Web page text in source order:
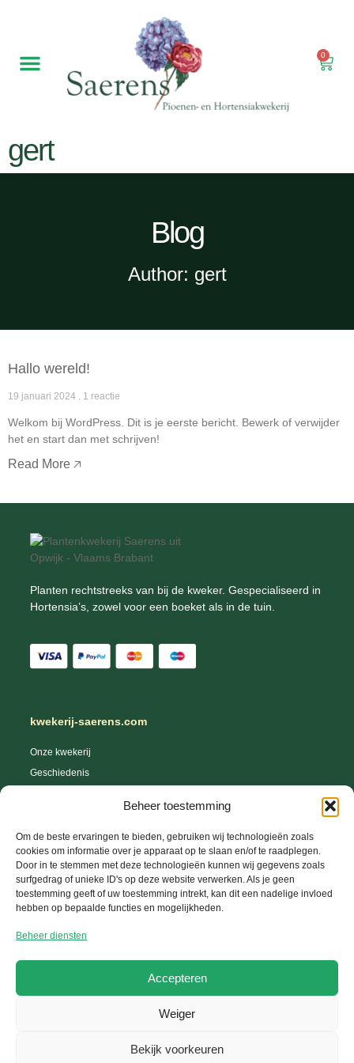
Beheer toestemming
Om de beste ervaringen te bieden, gebruiken wij technologieën zoals
cookies om informatie over je apparaat op te slaan en/of te raadplegen.
Door in te stemmen met deze technologieën kunnen wij gegevens zoals
surfgedrag of unieke ID's op deze website verwerken. Als je geen
toestemming geeft of uw toestemming intrekt, kan dit een nadelige invloed
hebben op bepaalde functies en mogelijkheden.
Beheer diensten
Accepteren
Weiger
Bekijk voorkeuren
0
gert
Blog
Author: gert
Hallo wereld!
19 januari 2024 1 reactie
Welkom bij WordPress. Dit is je eerste bericht. Bewerk of verwijder
het en start dan met schrijven!
Read More 🡥
Planten rechtstreeks van bij de kweker. Gespecialiseerd in
Hortensia’s, zowel voor een boeket als in de tuin.
kwekerij-saerens.com
Onze kwekerij
Geschiedenis
Leveringsvoorwaarden
Herroepingsrecht
Help Center